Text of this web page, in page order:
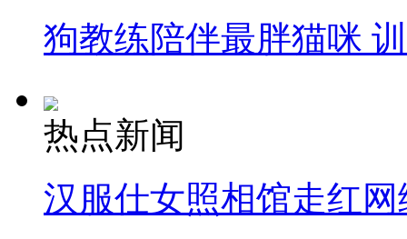
狗教练陪伴最胖猫咪
热点新闻
汉服仕女照相馆走红网